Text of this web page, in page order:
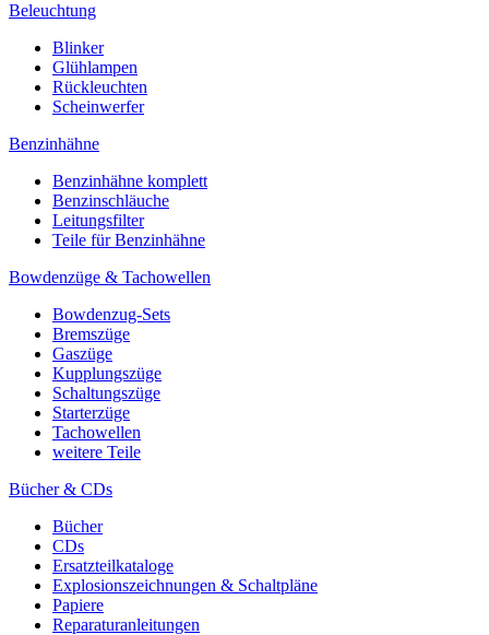
Beleuchtung
Blinker
Glühlampen
Rückleuchten
Scheinwerfer
Benzinhähne
Benzinhähne komplett
Benzinschläuche
Leitungsfilter
Teile für Benzinhähne
Bowdenzüge & Tachowellen
Bowdenzug-Sets
Bremszüge
Gaszüge
Kupplungszüge
Schaltungszüge
Starterzüge
Tachowellen
weitere Teile
Bücher & CDs
Bücher
CDs
Ersatzteilkataloge
Explosionszeichnungen & Schaltpläne
Papiere
Reparaturanleitungen